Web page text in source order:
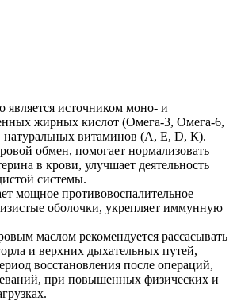
является источником моно- и
жирных кислот (Омега-3, Омега-6,
натуральных витаминов (А, Е, D, К).
обмен, помогает нормализовать
в крови, улучшает деятельность
системы.
мощное противовоспалительное
оболочки, укрепляет иммунную
маслом рекомендуется рассасывать
и верхних дыхательных путей,
восстановления после операций,
при повышенных физических и